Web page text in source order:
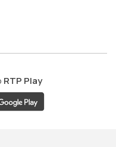
ao
RTP Play